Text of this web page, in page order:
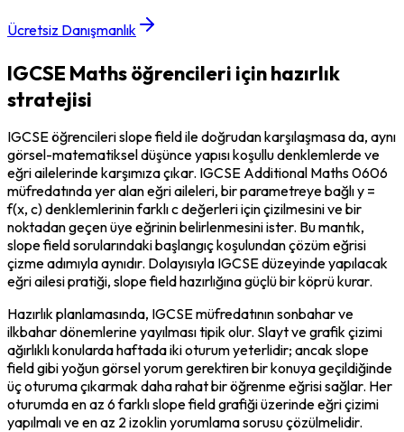
Ücretsiz Danışmanlık
IGCSE Maths öğrencileri için hazırlık
stratejisi
IGCSE öğrencileri slope field ile doğrudan karşılaşmasa da, aynı
görsel-matematiksel düşünce yapısı koşullu denklemlerde ve
eğri ailelerinde karşımıza çıkar. IGCSE Additional Maths 0606
müfredatında yer alan eğri aileleri, bir parametreye bağlı y =
f(x, c) denklemlerinin farklı c değerleri için çizilmesini ve bir
noktadan geçen üye eğrinin belirlenmesini ister. Bu mantık,
slope field sorularındaki başlangıç koşulundan çözüm eğrisi
çizme adımıyla aynıdır. Dolayısıyla IGCSE düzeyinde yapılacak
eğri ailesi pratiği, slope field hazırlığına güçlü bir köprü kurar.
Hazırlık planlamasında, IGCSE müfredatının sonbahar ve
ilkbahar dönemlerine yayılması tipik olur. Slayt ve grafik çizimi
ağırlıklı konularda haftada iki oturum yeterlidir; ancak slope
field gibi yoğun görsel yorum gerektiren bir konuya geçildiğinde
üç oturuma çıkarmak daha rahat bir öğrenme eğrisi sağlar. Her
oturumda en az 6 farklı slope field grafiği üzerinde eğri çizimi
yapılmalı ve en az 2 izoklin yorumlama sorusu çözülmelidir.